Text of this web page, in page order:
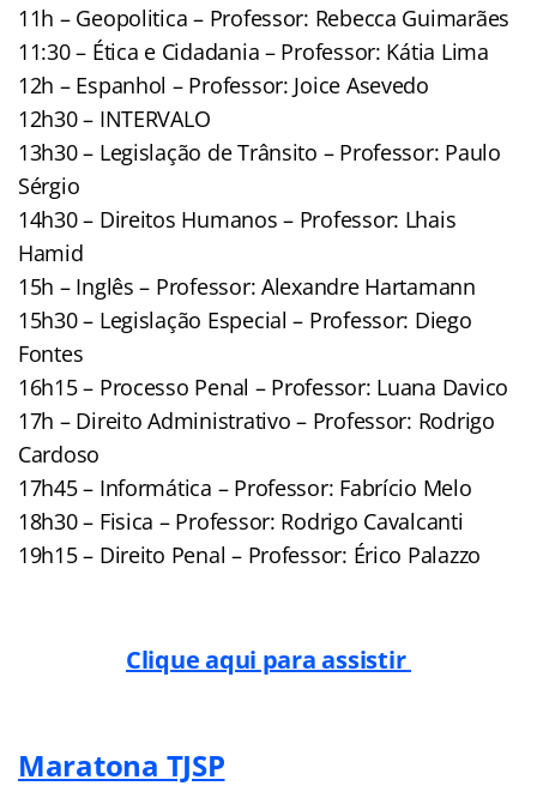
11h – Geopolitica – Professor: Rebecca Guimarães
11:30 – Ética e Cidadania – Professor: Kátia Lima
12h – Espanhol – Professor: Joice Asevedo
12h30 – INTERVALO
13h30 – Legislação de Trânsito – Professor: Paulo
Sérgio
14h30 – Direitos Humanos – Professor: Lhais
Hamid
15h – Inglês – Professor: Alexandre Hartamann
15h30 – Legislação Especial – Professor: Diego
Fontes
16h15 – Processo Penal – Professor: Luana Davico
17h – Direito Administrativo – Professor: Rodrigo
Cardoso
17h45 – Informática – Professor: Fabrício Melo
18h30 – Fisica – Professor: Rodrigo Cavalcanti
19h15 – Direito Penal – Professor: Érico Palazzo
Clique aqui para assistir
Maratona TJSP